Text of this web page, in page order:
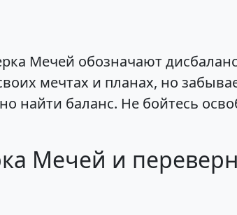
Мечей обозначают
мечтах и планах, но
найти баланс. Не бойтесь
Мечей и